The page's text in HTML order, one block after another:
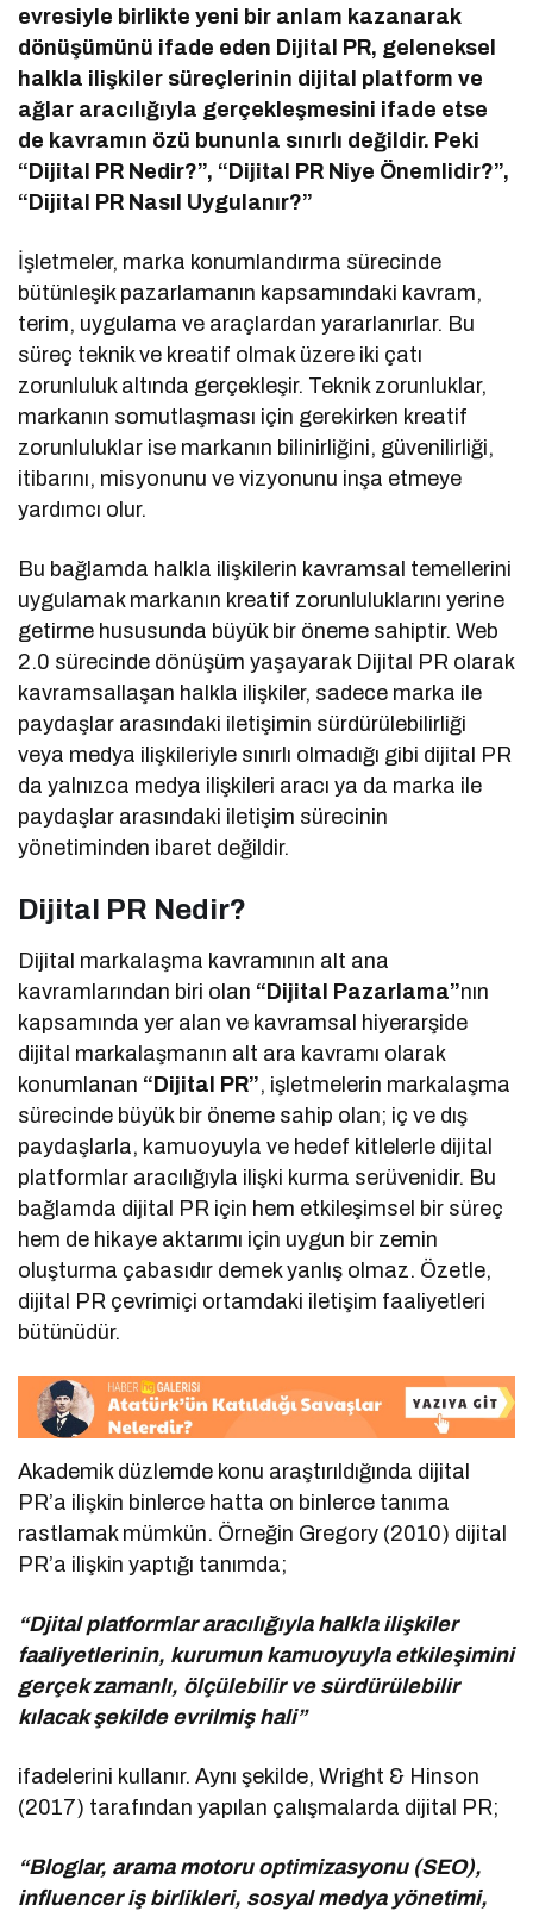
evresiyle birlikte yeni bir anlam kazanarak
dönüşümünü ifade eden Dijital PR, geleneksel
halkla ilişkiler süreçlerinin dijital platform ve
ağlar aracılığıyla gerçekleşmesini ifade etse
de kavramın özü bununla sınırlı değildir. Peki
“Dijital PR Nedir?”, “Dijital PR Niye Önemlidir?”,
“Dijital PR Nasıl Uygulanır?”
İşletmeler, marka konumlandırma sürecinde
bütünleşik pazarlamanın kapsamındaki kavram,
terim, uygulama ve araçlardan yararlanırlar. Bu
süreç teknik ve kreatif olmak üzere iki çatı
zorunluluk altında gerçekleşir. Teknik zorunluklar,
markanın somutlaşması için gerekirken kreatif
zorunluluklar ise markanın bilinirliğini, güvenilirliği,
itibarını, misyonunu ve vizyonunu inşa etmeye
yardımcı olur.
Bu bağlamda halkla ilişkilerin kavramsal temellerini
uygulamak markanın kreatif zorunluluklarını yerine
getirme hususunda büyük bir öneme sahiptir. Web
2.0 sürecinde dönüşüm yaşayarak Dijital PR olarak
kavramsallaşan halkla ilişkiler, sadece marka ile
paydaşlar arasındaki iletişimin sürdürülebilirliği
veya medya ilişkileriyle sınırlı olmadığı gibi dijital PR
da yalnızca medya ilişkileri aracı ya da marka ile
paydaşlar arasındaki iletişim sürecinin
yönetiminden ibaret değildir.
Dijital PR Nedir?
Dijital markalaşma kavramının alt ana
kavramlarından biri olan “Dijital Pazarlama”nın
kapsamında yer alan ve kavramsal hiyerarşide
dijital markalaşmanın alt ara kavramı olarak
konumlanan “Dijital PR”, işletmelerin markalaşma
sürecinde büyük bir öneme sahip olan; iç ve dış
paydaşlarla, kamuoyuyla ve hedef kitlelerle dijital
platformlar aracılığıyla ilişki kurma serüvenidir. Bu
bağlamda dijital PR için hem etkileşimsel bir süreç
hem de hikaye aktarımı için uygun bir zemin
oluşturma çabasıdır demek yanlış olmaz. Özetle,
dijital PR çevrimiçi ortamdaki iletişim faaliyetleri
bütünüdür.
Akademik düzlemde konu araştırıldığında dijital
PR’a ilişkin binlerce hatta on binlerce tanıma
rastlamak mümkün. Örneğin Gregory (2010) dijital
PR’a ilişkin yaptığı tanımda;
“Djital platformlar aracılığıyla halkla ilişkiler
faaliyetlerinin, kurumun kamuoyuyla etkileşimini
gerçek zamanlı, ölçülebilir ve sürdürülebilir
kılacak şekilde evrilmiş hali”
ifadelerini kullanır. Aynı şekilde, Wright & Hinson
(2017) tarafından yapılan çalışmalarda dijital PR;
“Bloglar, arama motoru optimizasyonu (SEO),
influencer iş birlikleri, sosyal medya yönetimi,